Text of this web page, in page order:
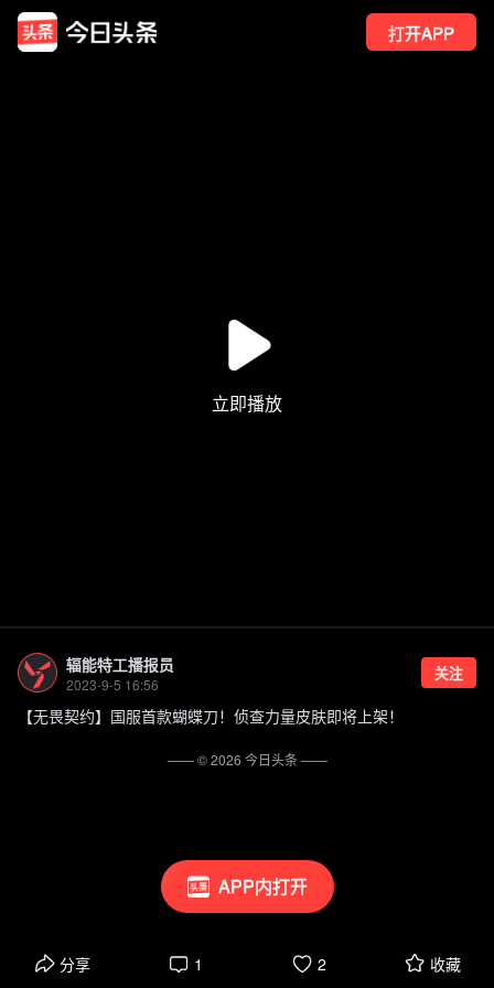
打开APP
APP内打开
辐能特工播报员
2023-9-5 16:56
关注
【无畏契约】国服首款蝴蝶刀！侦查力量皮肤即将上架！
分享 1 2 收藏
—— ©2026 今日头条——